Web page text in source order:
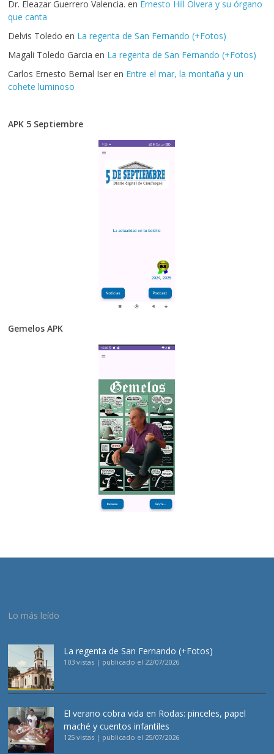
Dr. Eleazar Guerrero Valencia. en Ernesto Hill Olvera y su órgano
que canta
Delvis Toledo en La regenta de San Fernando (+Fotos)
Magali Toledo Garcia en La regenta de San Fernando (+Fotos)
Carlos Ernesto Bernal Iser en Entre el mar, la montaña y un
cohete luminoso
APK 5 Septiembre
Gemelos APK
Lo más leído
La regenta de San Fernando (+Fotos)
103 vistas | publicado el 22/07/2026
El verano cobra vida en Rodas: pinceles, papel
maché y cuentos infantiles
125 vistas | publicado el 25/07/2026